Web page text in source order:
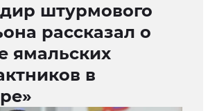
штурмового
рассказал о
ямальских
в